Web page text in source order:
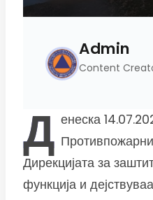
Admin
Content
Д енеска
Дирекцијата за
функција и